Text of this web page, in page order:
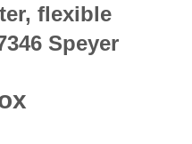
flexible
Speyer